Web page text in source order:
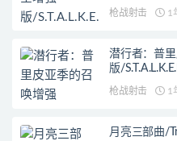
枪战射击 1
潜行者：普
版/
Edition
枪战射击 1
月亮三部曲/